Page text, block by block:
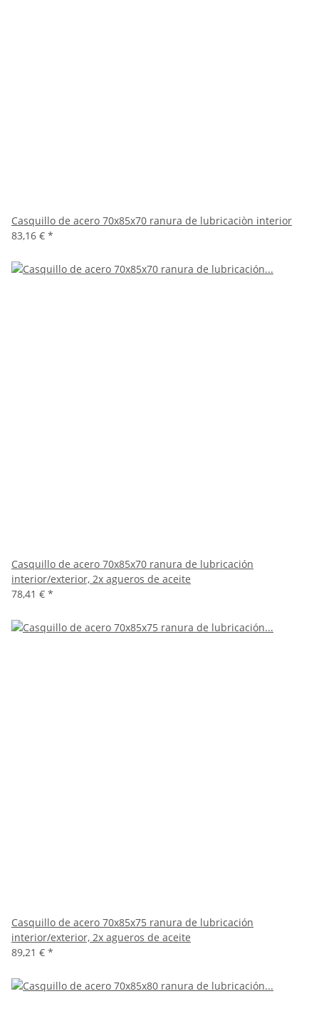
Casquillo de acero 70x85x70 ranura de lubricaciòn interior
83,16 € *
Casquillo de acero 70x85x70 ranura de lubricación
interior/exterior, 2x agueros de aceite
78,41 € *
Casquillo de acero 70x85x75 ranura de lubricación
interior/exterior, 2x agueros de aceite
89,21 € *